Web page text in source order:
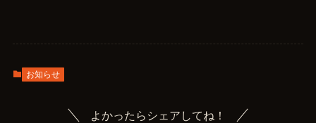
お知らせ
よかったらシェアしてね！